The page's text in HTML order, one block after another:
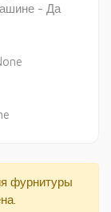
- Да
фурнитуры